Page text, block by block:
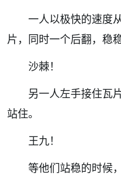
一人以极快的速度
片，同时一个后翻，稳
沙棘！
另一人左手接住瓦
站住。
王九！
等他们站稳的时候